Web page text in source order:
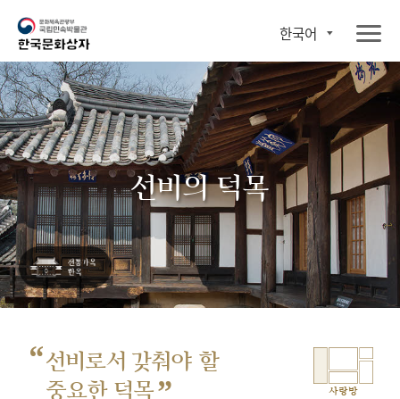
한국어
선비의 덕목
“선비로서 갖춰야 할
중요한 덕목
사랑방